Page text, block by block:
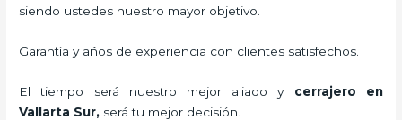
siendo ustedes nuestro mayor objetivo.
Garantía y años de experiencia con clientes satisfechos.
El tiempo será nuestro mejor aliado y cerrajero en
Vallarta Sur, será tu mejor decisión.